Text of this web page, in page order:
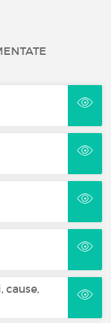
cause,